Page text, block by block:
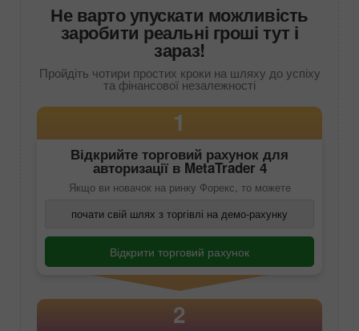
Не варто упускати можливість
заробити реальні гроші тут і
зараз!
Пройдіть чотири простих кроки на шляху до успіху
та фінансової незалежності
1
Відкрийте торговий рахунок для
авторизації в MetaTrader 4
Якщо ви новачок на ринку Форекс, то можете
почати свій шлях з торгівлі на демо-рахунку
Відкрити торговий рахунок
2